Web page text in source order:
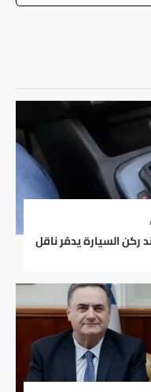
ركن السيارة يدمّر ناقل